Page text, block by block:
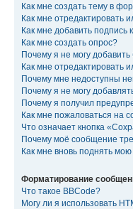
Как мне создать тему в
Как мне отредактировать
Как мне добавить подпись
Как мне создать опрос?
Почему я не могу
Как мне отредактировать
Почему мне недоступны
Почему я не могу
Почему я получил
Как мне пожаловаться на
Что означает кнопка
Почему моё сообщение
Как мне вновь поднять
Форматирование
Что такое BBCode?
Могу ли я использовать